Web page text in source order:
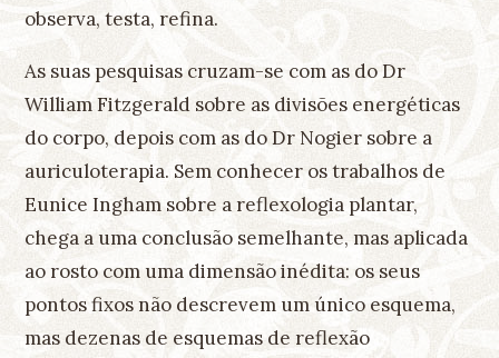
observa, testa, refina.
As suas pesquisas cruzam-se com as do Dr
William Fitzgerald sobre as divisões energéticas
do corpo, depois com as do Dr Nogier sobre a
auriculoterapia. Sem conhecer os trabalhos de
Eunice Ingham sobre a reflexologia plantar,
chega a uma conclusão semelhante, mas aplicada
ao rosto com uma dimensão inédita: os seus
pontos fixos não descrevem um único esquema,
mas dezenas de esquemas de reflexão